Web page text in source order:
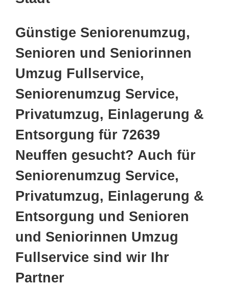
Günstige Seniorenumzug,
Senioren und Seniorinnen
Umzug Fullservice,
Seniorenumzug Service,
Privatumzug, Einlagerung &
Entsorgung für 72639
Neuffen gesucht? Auch für
Seniorenumzug Service,
Privatumzug, Einlagerung &
Entsorgung und Senioren
und Seniorinnen Umzug
Fullservice sind wir Ihr
Partner